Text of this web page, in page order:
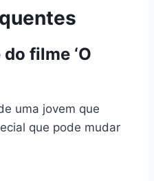
filme ‘O
uma jovem que
que pode mudar